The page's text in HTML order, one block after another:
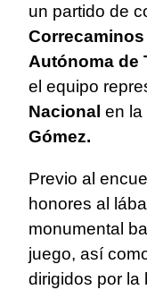
un partido de
Autónoma de
el equipo
Nacional en la
Gómez.
Previo al
honores al
monumental
juego, así
dirigidos por la